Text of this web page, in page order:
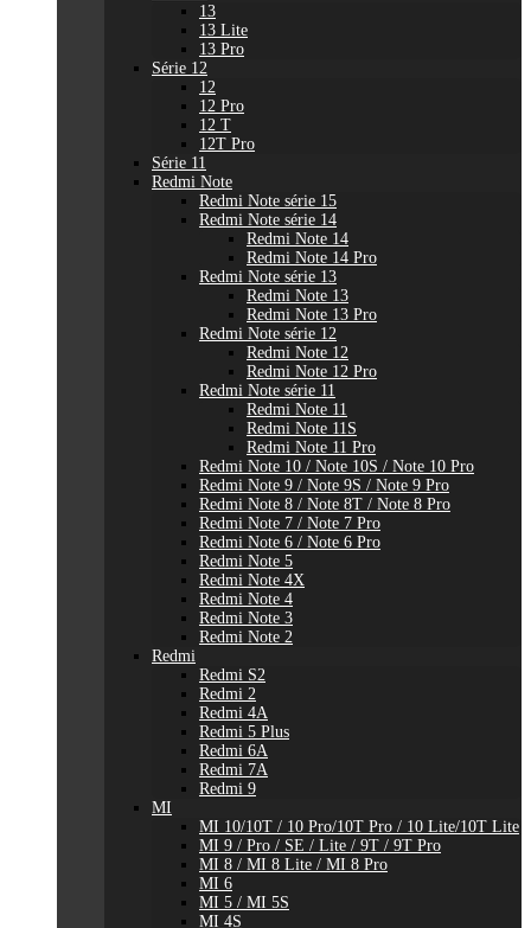
13
13 Lite
13 Pro
Série 12
12
12 Pro
12 T
12T Pro
Série 11
Redmi Note
Redmi Note série 15
Redmi Note série 14
Redmi Note 14
Redmi Note 14 Pro
Redmi Note série 13
Redmi Note 13
Redmi Note 13 Pro
Redmi Note série 12
Redmi Note 12
Redmi Note 12 Pro
Redmi Note série 11
Redmi Note 11
Redmi Note 11S
Redmi Note 11 Pro
Redmi Note 10 / Note 10S / Note 10 Pro
Redmi Note 9 / Note 9S / Note 9 Pro
Redmi Note 8 / Note 8T / Note 8 Pro
Redmi Note 7 / Note 7 Pro
Redmi Note 6 / Note 6 Pro
Redmi Note 5
Redmi Note 4X
Redmi Note 4
Redmi Note 3
Redmi Note 2
Redmi
Redmi S2
Redmi 2
Redmi 4A
Redmi 5 Plus
Redmi 6A
Redmi 7A
Redmi 9
MI
MI 10/10T / 10 Pro/10T Pro / 10 Lite/10T Lite
MI 9 / Pro / SE / Lite / 9T / 9T Pro
MI 8 / MI 8 Lite / MI 8 Pro
MI 6
MI 5 / MI 5S
MI 4S